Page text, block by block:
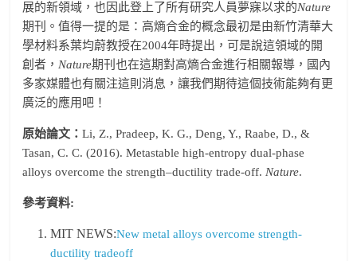
展的新領域，也因此登上了所有研究人員夢寐以求的Nature
期刊。值得一提的是：高熵合金的概念最初是由新竹清華大
學材料系葉均蔚教授在2004年時提出，可是說這領域的開
創者，Nature期刊也在這期對高熵合金進行相關報導，國內
多家媒體也有關注這則消息，讓我們期待這個技術能夠有更
廣泛的應用吧！
原始論文：Li, Z., Pradeep, K. G., Deng, Y., Raabe, D., &
Tasan, C. C. (2016). Metastable high-entropy dual-phase
alloys overcome the strength–ductility trade-off.Nature.
參考資料:
MIT NEWS:New metal alloys overcome strength-
ductility tradeoff